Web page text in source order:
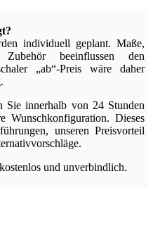
individuell geplant. Maße,
beeinflussen den
„ab“-Preis wäre daher
Sie innerhalb von 24 Stunden
Wunschkonfiguration. Dieses
unseren Preisvorteil
und unverbindlich.